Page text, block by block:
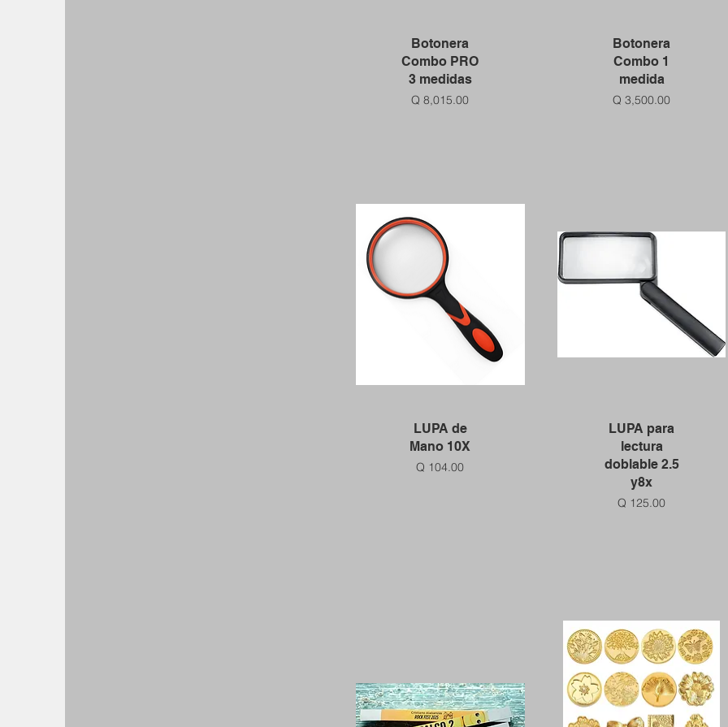
Vista rápida
Botonera
Combo PRO
3 medidas
Precio
Q 8,015.00
Vista rápida
Botonera
Combo 1
medida
Precio
Q 3,500.00
Vista rápida
LUPA de
Mano 10X
Precio
Q 104.00
Vista rápida
LUPA para
lectura
doblable 2.5
y8x
Precio
Q 125.00